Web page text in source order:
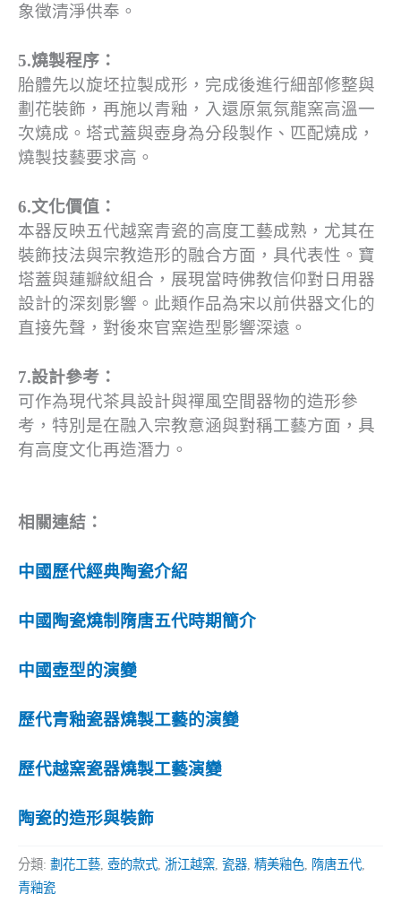
象徵清淨供奉。
5.燒製程序：
胎體先以旋坯拉製成形，完成後進行細部修整與
劃花裝飾，再施以青釉，入還原氣氛龍窯高溫一
次燒成。塔式蓋與壺身為分段製作、匹配燒成，
燒製技藝要求高。
6.文化價值：
本器反映五代越窯青瓷的高度工藝成熟，尤其在
裝飾技法與宗教造形的融合方面，具代表性。寶
塔蓋與蓮瓣紋組合，展現當時佛教信仰對日用器
設計的深刻影響。此類作品為宋以前供器文化的
直接先聲，對後來官窯造型影響深遠。
7.設計參考：
可作為現代茶具設計與禪風空間器物的造形參
考，特別是在融入宗教意涵與對稱工藝方面，具
有高度文化再造潛力。
相關連結：
中國歷代經典陶瓷介紹
中國陶瓷燒制隋唐五代時期簡介
中國壺型的演變
歷代青釉瓷器燒製工藝的演變
歷代越窯瓷器燒製工藝演變
陶瓷的造形與裝飾
分類: 劃花工藝 壺的款式 浙江越窯 瓷器 精美釉色 隋唐五代
青釉瓷